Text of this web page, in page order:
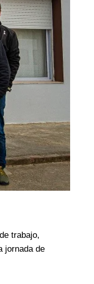
trabajo,
jornada de